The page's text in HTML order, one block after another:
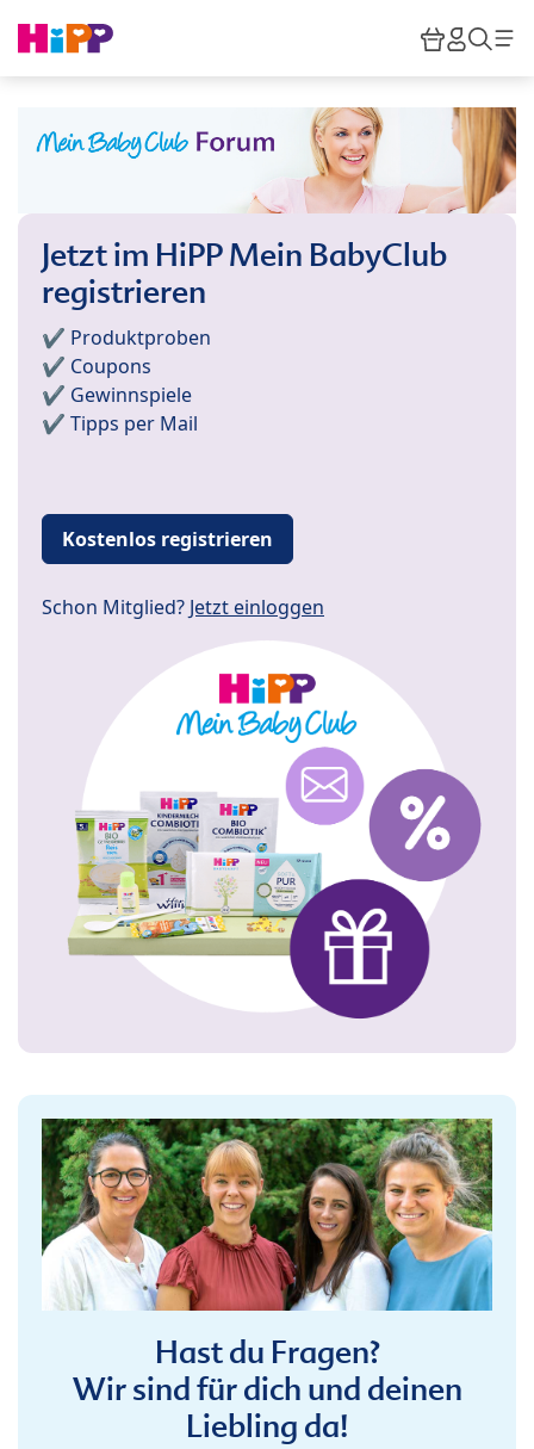
HiPP
Jetzt im HiPP Mein BabyClub
registrieren
✔️ Produktproben
✔️ Coupons
✔️ Gewinnspiele
✔️ Tipps per Mail
Kostenlos registrieren
Schon Mitglied? Jetzt einloggen
Hast du Fragen?
Wir sind für dich und deinen
Liebling da!